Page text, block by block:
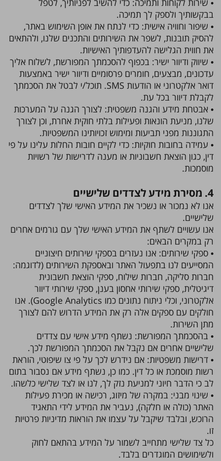
• שירות לקוחות ותמיכה: כדי להשיב לפניותיך, לטפל
בבקשותיך ולספק לך תמיכה.
• שיפור וחוויה אישית: כדי לנתח את אופן השימוש באתר,
להסיק תובנות, לשפר את השירותים והתכנים שלנו, ולהתאים
את חווית הגלישה להעדפותיך האישיות.
• שיווק ודיוור ישיר: בכפוף להסכמתך המפורשת, לשלוח אליך
עדכונים, מבצעים, חומרים פרסומיים ודיוור ישיר באמצעות
דואר אלקטרוני או הודעות SMS. תוכל/י לבטל את הסכמתך
לקבלת דיוור בכל עת.
• אבטחת מידע והגנה משפטית: לצורך הגנה על המערכות
שלנו, מניעת הונאות ופעילות בלתי חוקית אחרת, וכן לצורך
התגוננות מפני תביעות ומימוש זכויותינו המשפטיות.
• עמידה בחובות חוקיות: כדי לקיים חובות החלות עלינו על פי
דין, כגון הוצאת חשבוניות או מענה לדרישות של רשויות
מוסמכות.
4. מסירת מידע לצדדים שלישיים
אנו לא נמכור או נשכיר את המידע האישי שלך לצדדים
שלישיים.
אנו עשויים לשתף את המידע האישי שלך עם גורמים אחרים
רק במקרים הבאים:
• ספקי שירותים: אנו נעזרים בספקי שירותים חיצוניים
המסייעים לנו בתפעול האתר ובאספקת השירותים (לדוגמה:
חברות סליקה, חברות שילוח, ספקי הוצאת חשבונית
דיגיטלית, ספקי שירותי אחסון בענן, ספקי שירותי דיוור
אלקטרוני, וכלי ניתוח נתונים כמו Google Analytics). אנו
חולקים עם ספקים אלה רק את המידע הדרוש להם לצורך
מתן השירות.
• בהסכמתך המפורשת: נשתף מידע אישי עם צדדים
שלישיים אחרים אם נקבל את הסכמתך המפורשת לכך.
• דרישות משפטיות: אם נידרש לכך על פי צו שיפוטי, הוראת
רשות מוסמכת או כל דין. כמו כן, נשתף מידע אם נסבור בתום
לב כי הדבר חיוני למניעת נזק לך, לנו או לצד שלישי כלשהו.
• שינוי מבני: במקרה של מיזוג, רכישה או מכירת פעילות
האתר (כולה או חלקה), נעביר את המידע לידי התאגיד
הרוכש, ובלבד שיקבל על עצמו את הוראות מדיניות פרטיות
זו.
כל צד שלישי מתחייב לשמור על המידע בהתאם לחוק
ולשימושים המוגדרים בלבד.